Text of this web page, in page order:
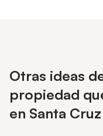
Otras ideas
propiedad
en Santa